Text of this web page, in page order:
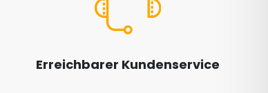
Erreichbarer Kundenservice